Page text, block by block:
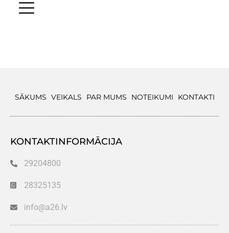
SĀKUMS VEIKALS PAR MUMS NOTEIKUMI KONTAKTI
KONTAKTINFORMĀCIJA
29204800
28325135
info@a26.lv